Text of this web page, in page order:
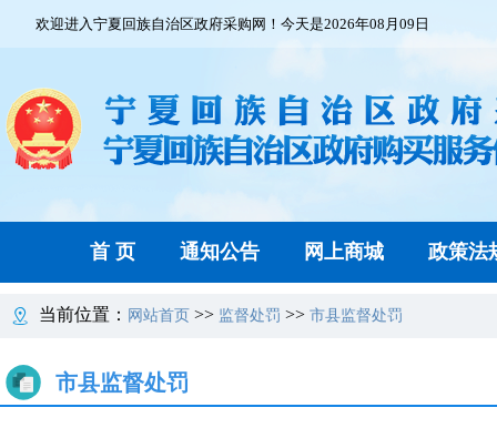
欢迎进入宁夏回族自治区政府采购网！今天是2026年08月09日
首 页 通知公告 网上商城 政策法
当前位置： 网站首页 >> 监督处罚 >> 市县监督处罚
市县监督处罚